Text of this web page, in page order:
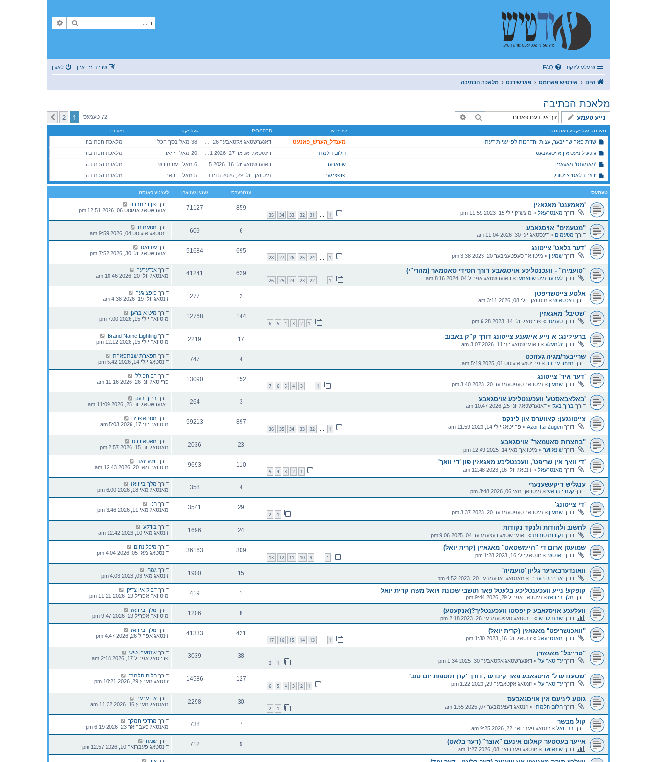
זוך
שנעלע לינקס FAQ לאגין שרייב זיך איין
היים אידטיש פארומס פארשידנס מלאכת הכתיבה
מלאכת הכתיבה
נייע טעמע זוך 72 טעמעס 1
2
קומענדיגע
מערסט געלייקטע פאוסטס שרייבער POSTED געלייקט פארום
שו"ת פאר שרייבער, עצות והדרכות לפי עניות דעתי מענדל_הערש_פאנעט 38 מאל בסך הכל
מלאכת הכתיבה
גוטע ליניעס אין אויסגאבעס
חלום חלמתי 20 מאל די יאר
מלאכת הכתיבה
'מאמענט' מאגאזין
שוואכער 6 מאל דעם חודש
מלאכת הכתיבה
'דער בלאט' צייטונג
פופציגער 5 מאל די וואך מלאכת הכתיבה
טעמעס ענטפערס געזען געווארן לעצטע פאוסט
'מאמענט' מאגאזין
דורך מאנטרעאל » מוצש"ק יולי 15, 2023 11:59 pm 1
…
31
32
33
34
35
859
71127 דורך פון די חברה
דאנערשטאג אוגוסט 06, 2026 12:51 pm
"מטעמים" אויסגאבע
דורך מטעמים » דינסטאג יוני 30, 2026 11:04 am
6
609 דורך מטעמים
דינסטאג אוגוסט 04, 2026 9:59 am
'דער בלאט' צייטונג
דורך שמעון » מיטוואך סעפטעמבער 20, 2023 3:38 pm 1
24
25
26
27
28
695
51684 דורך עטוואס
דאנערשטאג יולי 30, 2026 7:52 pm
"טועמיה" - וועכנטליכע אויסגאבע דורך חסידי סאטמאר (מהרי"י)
דורך לעבער מיט שוואמען » דאנערשטאג אפריל 04, 2024 8:16 am 1
…
22
23
24
25
26
629
41241 דורך אנדערער
מאנטאג יולי 20, 2026 10:46 am
אלטע צייטשריפטן
דורך נאכטאיש » מיטוואך יולי 08, 2026 3:11 am
2
277 דורך פופציגער
זונטאג יולי 19, 2026 4:38 am
'שטיבל' מאגאזין
דורך טעמטי » פרייטאג יולי 14, 2023 6:28 pm 1
2
3
4
5
6
144
12768 דורך מיט א ברען
מיטוואך יולי 15, 2026 7:00 pm
ברעיקינג: א נייע אייגענע צייטונג דורך ק"ק באבוב
דורך זלמעלע » דאנערשטאג יוני 11, 2026 3:07 am
17
2219 דורך Brand Name Lighting
מיטוואך יולי 15, 2026 12:12 pm
שרייבער/מגיה געזוכט
דורך משזר עריכה » פרייטאג אוגוסט 01, 2025 5:19 am
4
747 דורך תפארת שבתפארת
דינסטאג יולי 14, 2026 5:42 pm
'דער איד' צייטונג
דורך שמעון » מיטוואך סעפטעמבער 20, 2023 3:40 pm 1
3
4
5
6
7
152
13090 דורך רב הכולל
פרייטאג יוני 26, 2026 11:16 am
'באלאבאסטע' וועכענטליכע אויסגאבע
דורך ברוך בעק » דאנערשטאג יוני 25, 2026 10:47 am
3
264 דורך ברוך בעק
דאנערשטאג יוני 25, 2026 11:09 am
צייטונגען; קאווערס און לינקס
דורך Azoi Tzi Zugen
» פרייטאג יולי 14, 2023 11:59 am 1
…
32
33
34
35
36
897
59213 דורך מטהאפרים
מיטוואך יוני 17, 2026 5:03 am
"בחצרות סאטמאר" אויסגאבע
דורך שינאווער » מיטוואך מאי 14, 2025 12:49 pm
23
2036 דורך מאטאווירט
מאנטאג יוני 15, 2026 2:57 pm
'די וואך אין שריפט', וועכנטליכע מאגאזין פון 'די וואך'
דורך מאנטרעאל » זונטאג יולי 16, 2023 12:48 am 1
2
3
4
5
110
9693 דורך יושע זאב
מיטוואך מאי 20, 2026 12:43 am
ענגליש דיקעשענערי
דורך קענדי קראש » מיטוואך מאי 06, 2026 3:48 pm
4
358 דורך מלך בייוואז
מאנטאג מאי 18, 2026 6:00 pm
'די צייטונג'
דורך שמעון » מיטוואך סעפטעמבער 20, 2023 3:37 pm 1
2
29
3541 דורך חנן
מאנטאג מאי 11, 2026 3:46 pm
לחשוב ולהודות ולנקד נקודות
דורך נקודות טובות » דאנערשטאג דעצעמבער 04, 2025 9:06 pm
24
1696 דורך בודקע
זונטאג מאי 10, 2026 12:42 am
שמועסן ארום די "היימשטאט" מאגאזין (קרית יואל)
דורך יאנטשי » זונטאג יולי 16, 2023 1:28 pm 1
…
9
10
11
12
13
309
36163 דורך מיכל נחום
דינסטאג מאי 05, 2026 4:04 pm
וואונדערבארער גליון 'טועמיה'
דורך אברהם העברי » מאנטאג נאוועמבער 20, 2023 4:52 pm
15
1900 דורך גמח
זונטאג מאי 03, 2026 4:03 pm
קופקע! נייע וועכענטליכע בלעטל פאר תושבי שכונת ויואל משה קרית יואל
דורך מלך בייוואז » מיטוואך אפריל 29, 2026 9:44 pm
1
419 דורך דבוק אין צדיק
מיטוואך אפריל 29, 2026 11:21 pm
וועלעכע אויסגאבע קויפסטו וועכענטליך?(אנקעטע)
דורך שבת קודש » דינסטאג סעפטעמבער 26, 2023 2:18 pm
8
1206 דורך מלך בייוואז
מיטוואך אפריל 29, 2026 9:47 pm
"וואכנשריפט" מאגאזין (קרית יואל)
דורך מאנטרעאל » זונטאג יולי 16, 2023 1:30 pm 1
13
14
15
16
17
421
41333 דורך מלך בייוואז
זונטאג אפריל 26, 2026 4:47 pm
"טרייבל" מאגאזין
דורך עדיטאריעל » דאנערשטאג אקטאבער 30, 2025 1:34 pm 1
2
38
3039 דורך אינטערן טיש
פרייטאג אפריל 17, 2026 2:18 am
'שטענדערל' אויסגאבע פאר קינדער, דורך 'קרן תוספות יום טוב'
דורך עדיטאריעל » זונטאג אקטאבער 29, 2023 1:22 pm 1
2
3
4
5
6
127
14586 דורך חלום חלמתי
זונטאג מערץ 29, 2026 10:21 pm
גוטע ליניעס אין אויסגאבעס
דורך חלום חלמתי » זונטאג דעצעמבער 07, 2025 1:55 am 1
2
30
2298 דורך אנדערער
מאנטאג מערץ 16, 2026 11:32 am
קול מבשר
דורך בני יואל » זונטאג פעברואר 22, 2026 9:25 am
7
738 דורך מרדכי המלך
מאנטאג פעברואר 23, 2026 6:19 pm
אייער בעסטער קאלום אינעם "אוצר" (דער בלאט)
דורך שינאווער » זונטאג פעברואר 08, 2026 1:27 am
9
712 דורך שמח
דינסטאג פעברואר 10, 2026 12:57 pm